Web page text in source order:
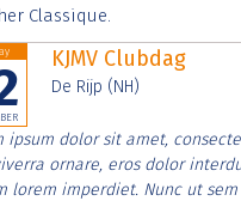
Classique.
KJMV Clubdag
De Rijp (NH)
ipsum dolor sit amet,
ornare, eros dolor
lorem imperdiet. Nunc ut